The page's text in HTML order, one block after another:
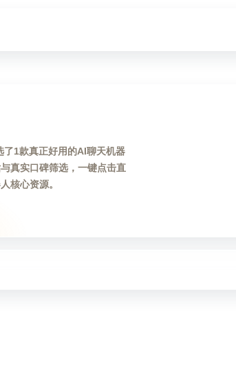
1款真正好用的AI聊天机器
真实口碑筛选，一键点击直
核心资源。